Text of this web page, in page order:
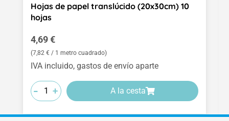
Hojas de papel translúcido (20x30cm) 10
hojas
Precio normal:
4,69 €
(7,82 € / 1 metro cuadrado)
IVA incluido, gastos de envío aparte
-
-
- +
+
+ A la cesta